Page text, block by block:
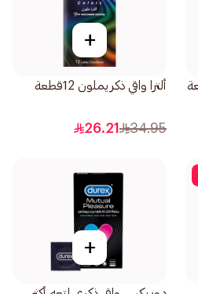
+
ألترا واقي ذكريملون 12قطعة
34.95
26.21
+